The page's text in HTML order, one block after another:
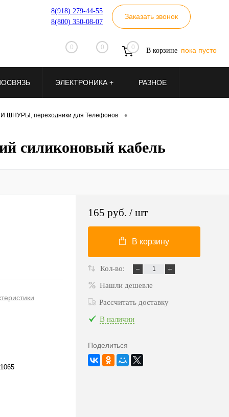
8(918) 279-44-55
8(800) 350-08-07
Заказать звонок
0 0 0 В корзине пока пусто
ЭЛЕКТРОНИКА + РАЗНОЕ
ШНУРЫ, переходники для Телефонов •
силиконовый кабель
165 руб. / шт
В корзину
Кол-во:
Нашли дешевле
Рассчитать доставку
В наличии
Поделиться